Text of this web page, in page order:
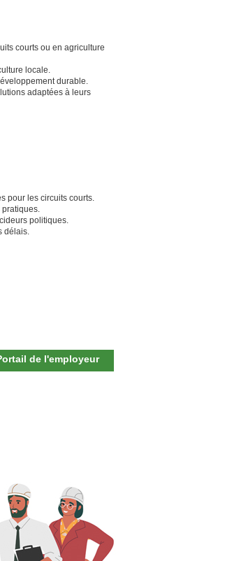
courts ou en agriculture
locale.
durable.
adaptées à leurs
pour les circuits courts.
pratiques.
politiques.
délais.
de l'employeur